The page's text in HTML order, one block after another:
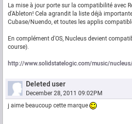
La mise à jour porte sur la compatibilité avec
d'Ableton! Cela agrandit la liste déjà
Cubase/Nuendo, et toutes les applis
En complément d'OS, Nucleus devient
course).
http://www.solidstatelogic.com/music/
Deleted user
December 28, 2011 09:02PM
j aime beaucoup cette marque